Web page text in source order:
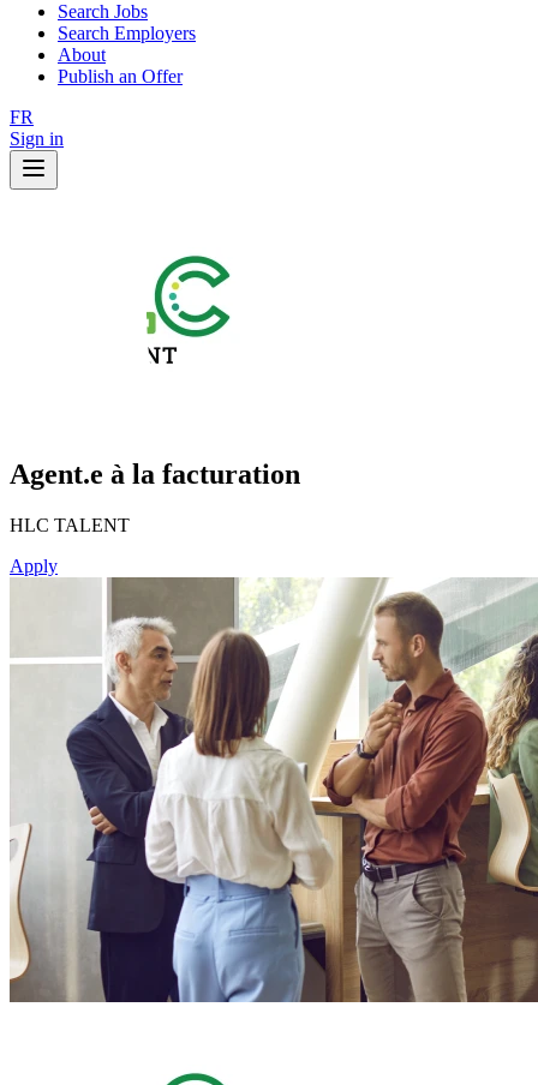
Search Jobs
Search Employers
About
Publish an Offer
FR
Sign in
Agent.e à la facturation
HLC TALENT
Apply